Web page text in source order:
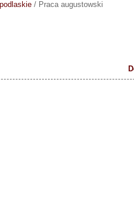
podlaskie / Praca augustowski